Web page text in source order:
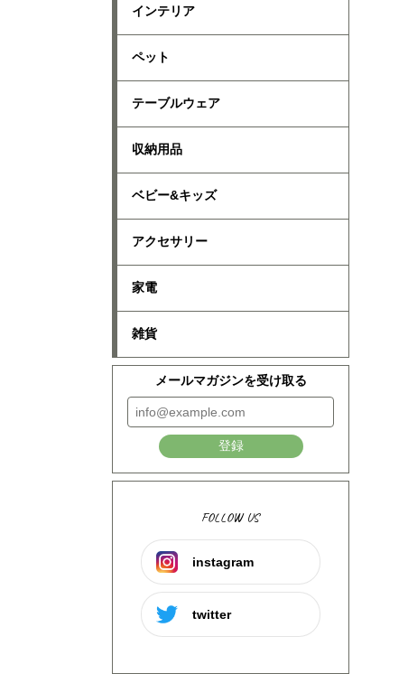
インテリア
ペット
テーブルウェア
収納用品
ベビー&キッズ
アクセサリー
家電
雑貨
メールマガジンを受け取る
登録
FOLLOW US
instagram
twitter